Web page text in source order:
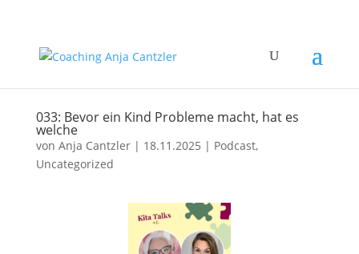
033: Bevor ein Kind Probleme macht, hat es
welche
von Anja Cantzler| 18.11.2025 | Podcast,
Uncategorized